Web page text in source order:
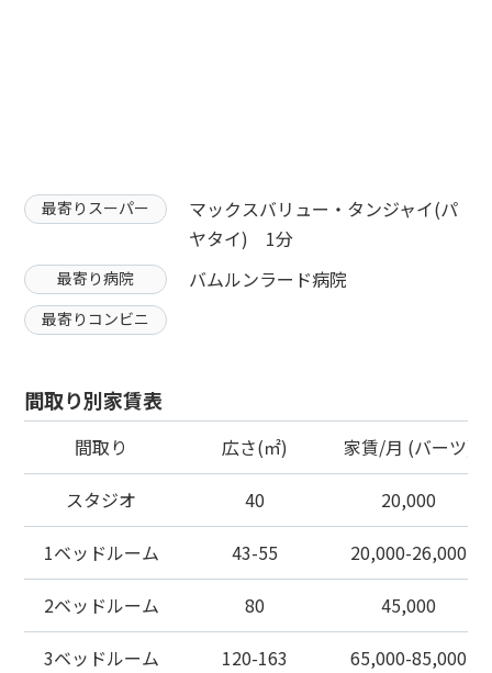
最寄りスーパー
マックスバリュー・タンジャイ(パ
ヤタイ) 1分
最寄り病院 バムルンラード病院
最寄りコンビニ
間取り別家賃表
間取り 広さ(㎡)
家賃/月 (バーツ)
スタジオ
40
20,000
1ベッドルーム
43-55
20,000-26,000
2ベッドルーム
80
45,000
3ベッドルーム
120-163 65,000-85,000